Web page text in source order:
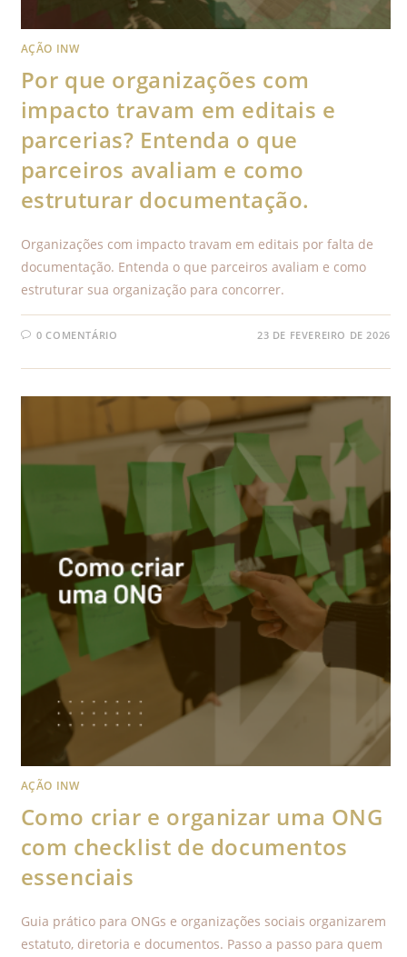
AÇÃO INW
Por que organizações com
impacto travam em editais e
parcerias? Entenda o que
parceiros avaliam e como
estruturar documentação.
Organizações com impacto travam em editais por falta de
documentação. Entenda o que parceiros avaliam e como
estruturar sua organização para concorrer.
0 COMENTÁRIO 23 DE FEVEREIRO DE 2026
AÇÃO INW
Como criar e organizar uma ONG
com checklist de documentos
essenciais
Guia prático para ONGs e organizações sociais organizarem
estatuto, diretoria e documentos. Passo a passo para quem